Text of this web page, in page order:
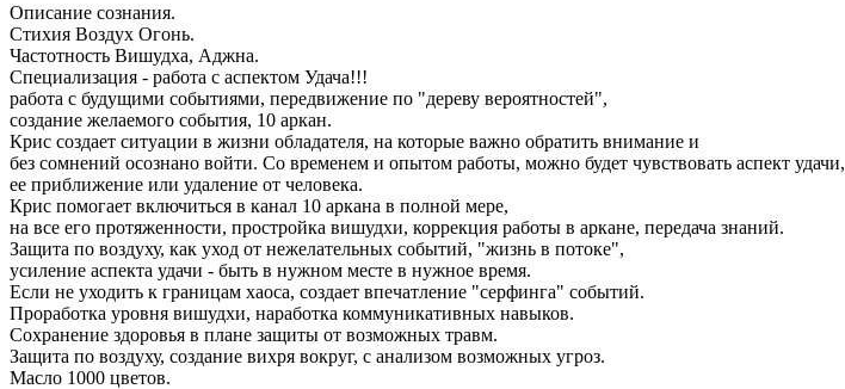
Описание сознания.
Стихия Воздух Огонь.
Частотность Вишудха, Аджна.
Специализация - работа с аспектом Удача!!!
работа с будущими событиями, передвижение по "дереву вероятностей",
создание желаемого события, 10 аркан.
Крис создает ситуации в жизни обладателя, на которые важно обратить внимание и
без сомнений осознано войти. Со временем и опытом работы, можно будет чувствовать аспект удачи,
ее приближение или удаление от человека.
Крис помогает включиться в канал 10 аркана в полной мере,
на все его протяженности, простройка вишудхи, коррекция работы в аркане, передача знаний.
Защита по воздуху, как уход от нежелательных событий, "жизнь в потоке",
усиление аспекта удачи - быть в нужном месте в нужное время.
Если не уходить к границам хаоса, создает впечатление "серфинга" событий.
Проработка уровня вишудхи, наработка коммуникативных навыков.
Сохранение здоровья в плане защиты от возможных травм.
Защита по воздуху, создание вихря вокруг, с анализом возможных угроз.
Масло 1000 цветов.